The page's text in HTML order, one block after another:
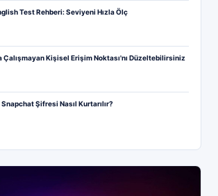
Test Rehberi: Seviyeni Hızla Ölç
Çalışmayan Kişisel Erişim Noktası'nı Düzeltebilirsiniz
Şifresi Nasıl Kurtarılır?